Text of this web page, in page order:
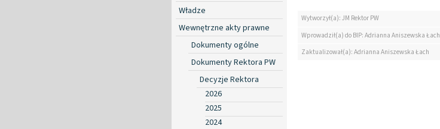
Władze
Wewnętrzne akty prawne
Dokumenty ogólne
Dokumenty Rektora PW
Decyzje Rektora
2026
2025
2024
Wytworzył(a): JM Rektor PW
Wprowadził(a) do BIP: Adrianna Aniszewska Łach
Zaktualizował(a): Adrianna Aniszewska Łach